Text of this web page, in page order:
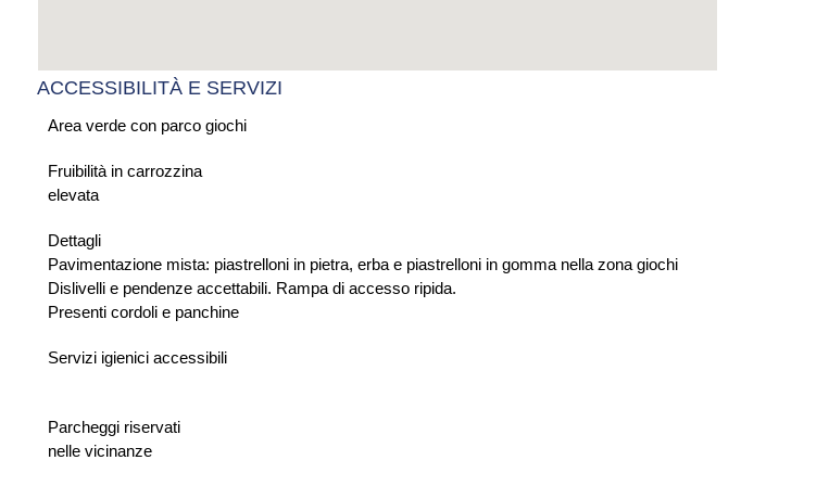
ACCESSIBILITÀ E SERVIZI
Area verde con parco giochi
Fruibilità in carrozzina
elevata
Dettagli
Pavimentazione mista: piastrelloni in pietra, erba e piastrelloni in gomma nella zona giochi
Dislivelli e pendenze accettabili. Rampa di accesso ripida.
Presenti cordoli e panchine
Servizi igienici accessibili
Parcheggi riservati
nelle vicinanze